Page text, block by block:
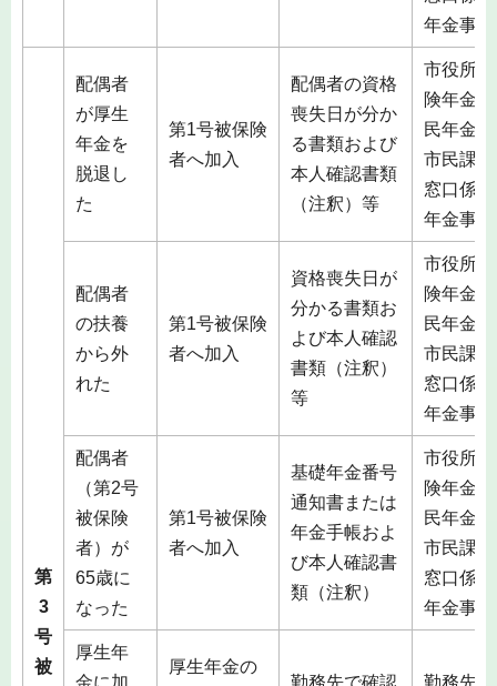
年金事
第
3
号
被
配偶者
が厚生
年金を
脱退し
た
第1号被保険
者へ加入
配偶者の資格
喪失日が分か
る書類および
本人確認書類
（注釈）等
市役所
険年金
民年金
市民課
窓口係
年金事
配偶者
の扶養
から外
れた
第1号被保険
者へ加入
資格喪失日が
分かる書類お
よび本人確認
書類（注釈）
等
市役所
険年金
民年金
市民課
窓口係
年金事
配偶者
（第2号
被保険
者）が
65歳に
なった
第1号被保険
者へ加入
基礎年金番号
通知書または
年金手帳およ
び本人確認書
類（注釈）
市役所
険年金
民年金
市民課
窓口係
年金事
厚生年
厚生年金の